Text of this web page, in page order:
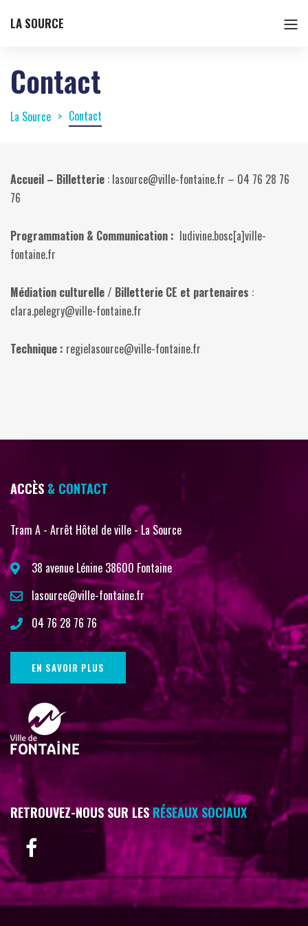
LA SOURCE
Contact
La Source Contact
Accueil – Billetterie : lasource@ville-fontaine.fr – 04 76 28 76
76
Programmation & Communication : ludivine.bosc[a]ville-
fontaine.fr
Médiation culturelle / Billetterie CE et partenaires :
clara.pelegry@ville-fontaine.fr
Technique : regielasource@ville-fontaine.fr
ACCÈS & CONTACT
Tram A - Arrêt Hôtel de ville - La Source
38 avenue Lénine 38600 Fontaine
lasource@ville-fontaine.fr
04 76 28 76 76
EN SAVOIR PLUS
RETROUVEZ-NOUS SUR LESRÉSEAUX SOCIAUX